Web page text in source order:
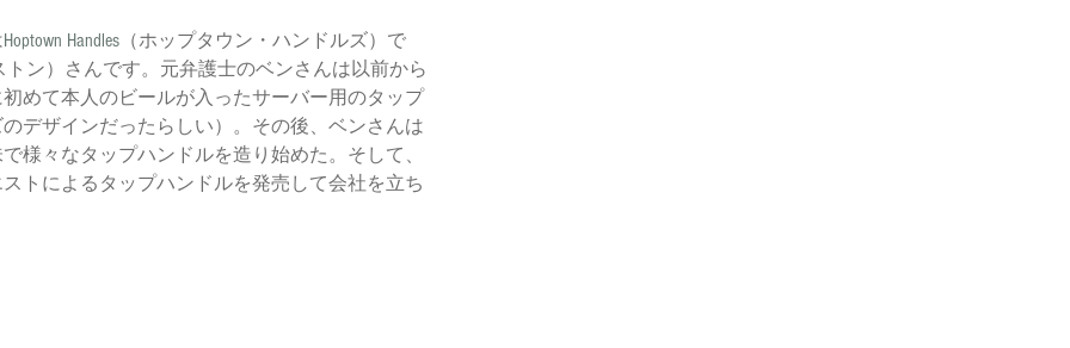
Hoptown Handles （ホップタウン・ハンドルズ）で
トン）さんです。元弁護士のベンさんは以前から
めて本人のビールが入ったサーバー用のタップ
デザインだったらしい）。その後、ベンさんは
様々なタップハンドルを造り始めた。そして、
トによるタップハンドルを発売して会社を立ち